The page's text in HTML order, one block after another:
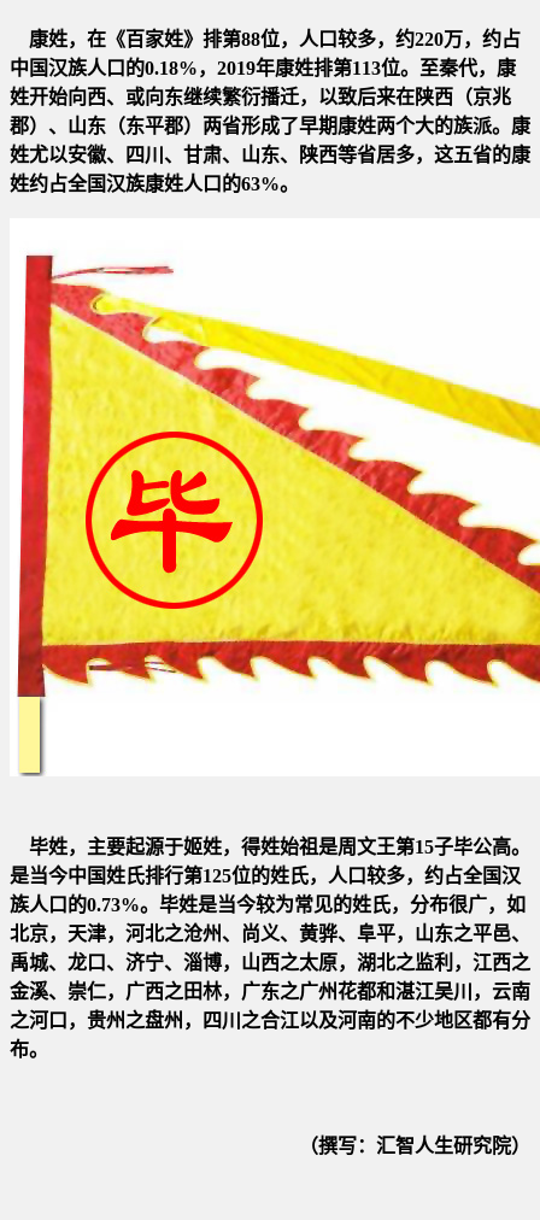
康姓，在《百家姓》排第88位，人口较多，约220万，约占
中国汉族人口的0.18%，2019年康姓排第113位。至秦代，康
姓开始向西、或向东继续繁衍播迁，以致后来在陕西（京兆
郡）、山东（东平郡）两省形成了早期康姓两个大的族派。康
姓尤以安徽、四川、甘肃、山东、陕西等省居多，这五省的康
姓约占全国汉族康姓人口的63%。
毕姓，主要起源于姬姓，得姓始祖是周文王第15子毕公高。
是当今中国姓氏排行第125位的姓氏，人口较多，约占全国汉
族人 口的0.73%。毕姓是当今较为常见的姓氏，分布很广，如
北京，天津，河北之沧州、尚义、黄骅、阜平，山东之平邑、
禹城、 龙口、济宁、淄博，山西之太原，湖北之监利，江西之
金溪、崇仁，广西之田林，广东之广州花都和湛江吴川，云南
之河口 ，贵州之盘州，四川之合江以及河南的不少地区都有分
布。
（撰写：汇智人生研究院）